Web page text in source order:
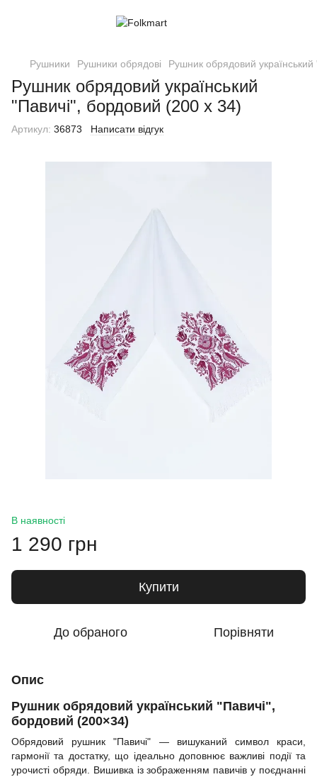
Рушники Рушники обрядові Рушник обрядовий
Рушник обрядовий український
"Павичі", бордовий (200 х 34)
Артикул: 36873 Написати відгук
В наявності
1 290 грн
Купити
До обраного Порівняти
Опис
Рушник обрядовий український "Павичі",
бордовий (200×34)
Обрядовий рушник "Павичі" — вишуканий символ краси,
гармонії та достатку, що ідеально доповнює важливі події та
урочисті обряди. Вишивка із зображенням павичів у поєднанні